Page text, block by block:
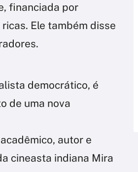
financiada por
Ele também disse
democrático, é
de uma nova
autor e
cineasta indiana Mira